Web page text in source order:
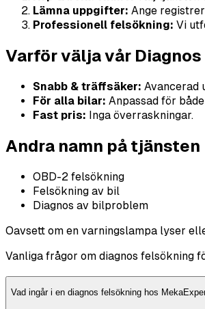
Lämna uppgifter: Ange
Professionell felsökning: Vi
Varför välja vår
Snabb & träffsäker: Avancerad
För alla bilar: Anpassad för
Fast pris: Inga överraskningar.
Andra namn på tjänsten
OBD-2 felsökning
Felsökning av bil
Diagnos av bilproblem
Oavsett om en varningslampa lyser
Vanliga frågor om diagnos felsökning
Vad ingår i en diagnos felsökning hos